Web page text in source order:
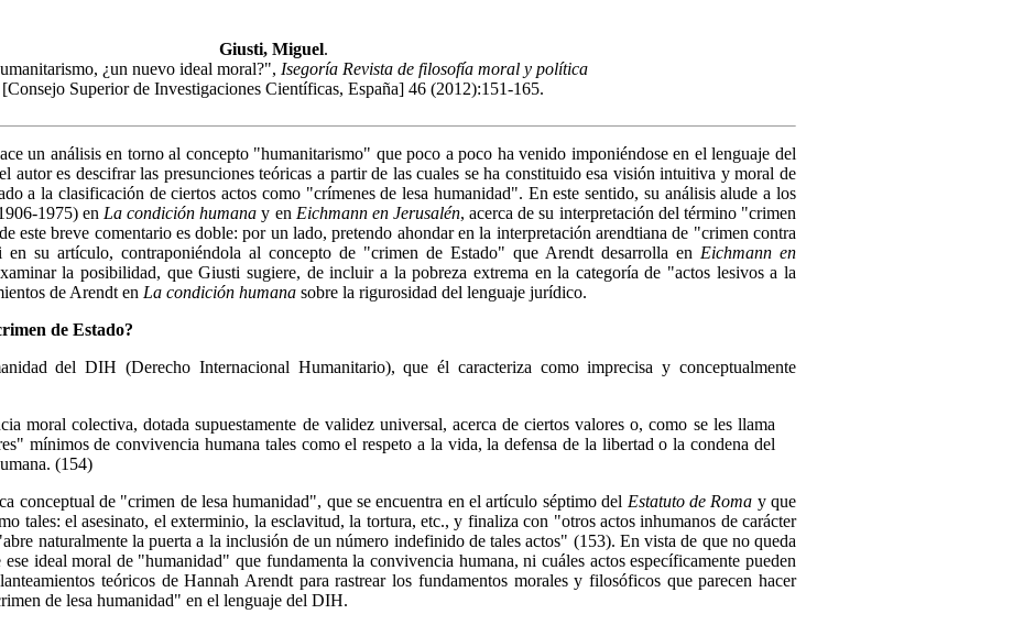
Giusti, Miguel.
¿un nuevo ideal moral?", Isegoría Revista de filosofía moral y política
[Consejo Superior de Investigaciones Científicas, España] 46 (2012):151-165.
un análisis en torno al concepto "humanitarismo" que poco a poco ha venido imponiéndose en el lenguaje del
autor es descifrar las presunciones teóricas a partir de las cuales se ha constituido esa visión intuitiva y moral de
a la clasificación de ciertos actos como "crímenes de lesa humanidad". En este sentido, su análisis alude a los
1975) en La condición humana y en Eichmann en Jerusalén, acerca de su interpretación del término "crimen
este breve comentario es doble: por un lado, pretendo ahondar en la interpretación arendtiana de "crimen contra
su artículo, contraponiéndola al concepto de "crimen de Estado" que Arendt desarrolla en Eichmann en
la posibilidad, que Giusti sugiere, de incluir a la pobreza extrema en la categoría de "actos lesivos a la
de Arendt en La condición humana sobre la rigurosidad del lenguaje jurídico.
de Estado?
del DIH (Derecho Internacional Humanitario), que él caracteriza como imprecisa y conceptualmente
moral colectiva, dotada supuestamente de validez universal, acerca de ciertos valores o, como se les llama
mínimos de convivencia humana tales como el respeto a la vida, la defensa de la libertad o la condena del
(154)
conceptual de "crimen de lesa humanidad", que se encuentra en el artículo séptimo del Estatuto de Roma y que
tales: el asesinato, el exterminio, la esclavitud, la tortura, etc., y finaliza con "otros actos inhumanos de carácter
naturalmente la puerta a la inclusión de un número indefinido de tales actos" (153). En vista de que no queda
ese ideal moral de "humanidad" que fundamenta la convivencia humana, ni cuáles actos específicamente pueden
teóricos de Hannah Arendt para rastrear los fundamentos morales y filosóficos que parecen hacer
de lesa humanidad" en el lenguaje del DIH.